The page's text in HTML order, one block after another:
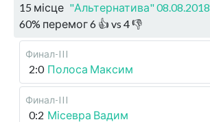
15 місце "Альтернатива" 08.08.2018
60% перемог6 👍 vs 4👎
Финал-III
2:0 Полоса Максим
Финал-III
0:2 Місевра Вадим